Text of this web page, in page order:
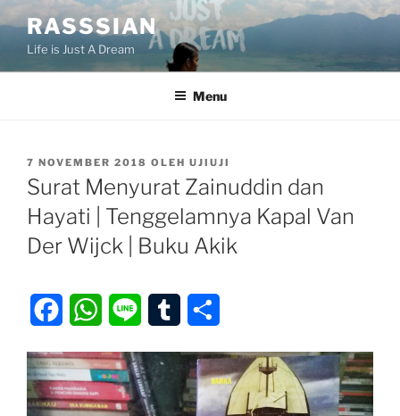
ke
konten
RASSSIAN
Life is Just A Dream
Menu
DIPOSKAN
PADA
7 NOVEMBER 2018 OLEH UJIUJI
Surat Menyurat Zainuddin dan
Hayati | Tenggelamnya Kapal Van
Der Wijck | Buku Akik
c
e
W
a
t
n
e
m
b
a
r